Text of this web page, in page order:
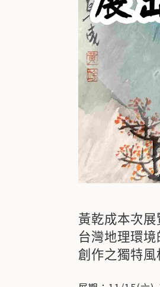
黃乾成本次
台灣地理環
創作之獨特風